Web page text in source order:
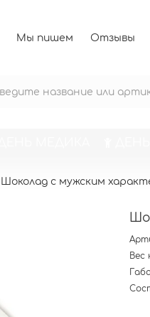
Мы пишем Отзывы
Шоколад с мужским
Вес